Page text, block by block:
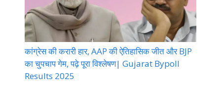
कांग्रेस की करारी हार, AAP की ऐतिहासिक जीत और BJP
का चुपचाप गेम, पढ़े पूरा विश्लेषण| Gujarat Bypoll
Results 2025